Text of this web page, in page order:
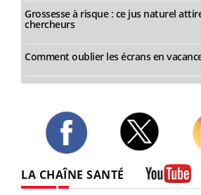
Grossesse à risque : ce jus naturel
chercheurs
Comment oublier les écrans en
LA CHAÎNE SANTÉ